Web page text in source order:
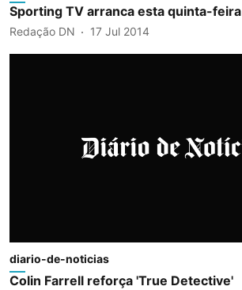
Sporting TV arranca esta quinta-feira
Redação DN 17 Jul 2014
diario-de-noticias
Colin Farrell reforça 'True Detective'